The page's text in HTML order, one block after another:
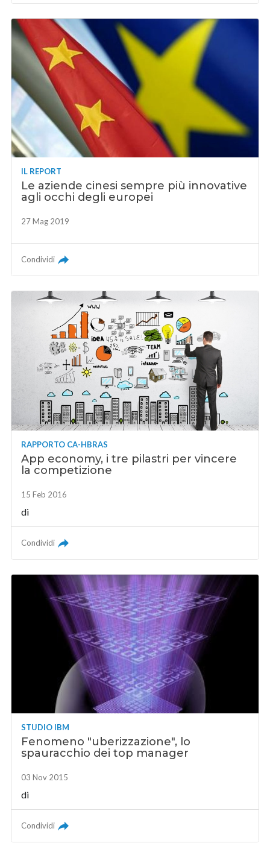
IL REPORT
Le aziende cinesi sempre più innovative
agli occhi degli europei
27 Mag 2019
Condividi
RAPPORTO CA-HBRAS
App economy, i tre pilastri per vincere
la competizione
15 Feb 2016
di
Condividi
STUDIO IBM
Fenomeno "uberizzazione", lo
spauracchio dei top manager
03 Nov 2015
di
Condividi